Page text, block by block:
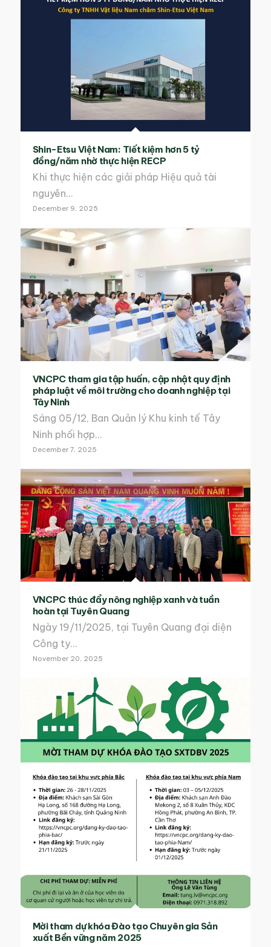
Shin-Etsu Việt Nam: Tiết kiệm hơn 5 tỷ
đồng/năm nhờ thực hiện RECP
Khi thực hiện các giải pháp Hiệu quả tài
nguyên…
December 9, 2025
VNCPC tham gia tập huấn, cập nhật quy định
pháp luật về môi trường cho doanh nghiệp tại
Tây Ninh
Sáng 05/12, Ban Quản lý Khu kinh tế Tây
Ninh phối hợp…
December 7, 2025
VNCPC thúc đẩy nông nghiệp xanh và tuần
hoàn tại Tuyên Quang
Ngày 19/11/2025, tại Tuyên Quang đại diện
Công ty…
November 20, 2025
Mời tham dự khóa Đào tạo Chuyên gia Sản
xuất Bền vững năm 2025